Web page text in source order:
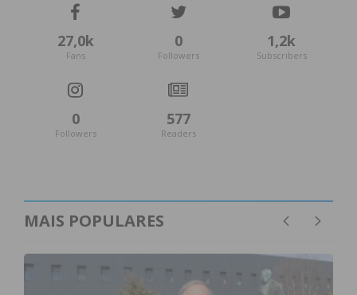
27,0k
Fans
0
Followers
1,2k
Subscribers
0
Followers
577
Readers
MAIS POPULARES